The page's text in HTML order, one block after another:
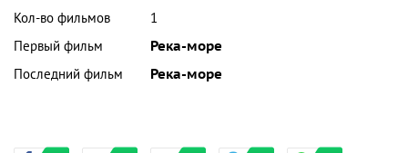
Кол-во фильмов
1
Первый фильм
Река-море
Последний фильм
Река-море